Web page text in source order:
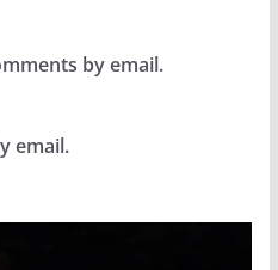
by email.
email.